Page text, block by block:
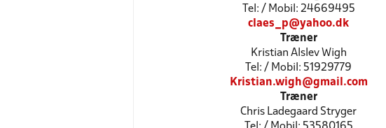
Tel: / Mobil: 24669495
claes_p@yahoo.dk
Træner
Kristian Alslev Wigh
Tel: / Mobil: 51929779
Kristian.wigh@gmail.com
Træner
Chris Ladegaard Stryger